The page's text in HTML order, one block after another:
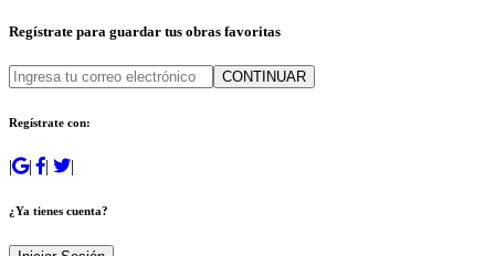
Regístrate para guardar tus obras favoritas
CONTINUAR
Regístrate con:
| | | |
¿Ya tienes cuenta?